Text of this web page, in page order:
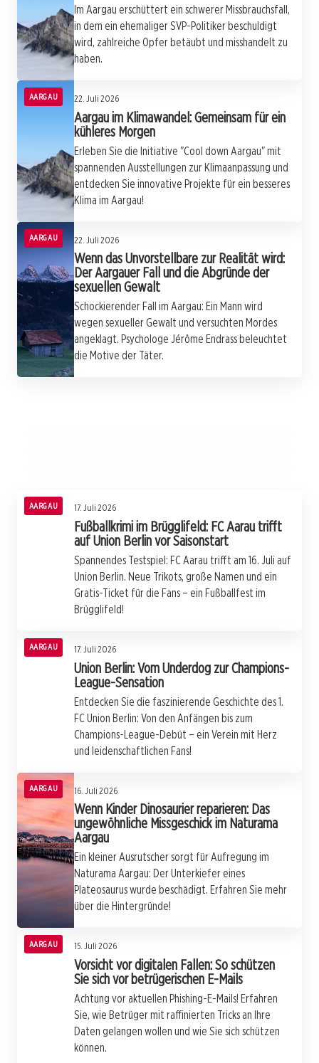
Im Aargau erschüttert ein schwerer Missbrauchsfall,
in dem ein ehemaliger SVP-Politiker beschuldigt
wird, zahlreiche Opfer betäubt und misshandelt zu
haben.
AARGAU 22. Juli 2026
Aargau im Klimawandel: Gemeinsam für ein
kühleres Morgen
Erleben Sie die Initiative "Cool down Aargau" mit
spannenden Ausstellungen zur Klimaanpassung und
entdecken Sie innovative Projekte für ein besseres
Klima im Aargau!
AARGAU 22. Juli 2026
Wenn das Unvorstellbare zur Realität wird:
Der Aargauer Fall und die Abgründe der
sexuellen Gewalt
Schockierender Fall im Aargau: Ein Mann wird
wegen sexueller Gewalt und versuchten Mordes
angeklagt. Psychologe Jérôme Endrass beleuchtet
die Motive der Täter.
21. Juli 2026
Fiebernde Fans und elektrisierende Nächte:
20. Juli 2026
Skandal im Aargau: Ehemaliger SVP-
20. Juli 2026
AARGAU 17. Juli 2026
Fußballkrimi im Brügglifeld: FC Aarau trifft
auf Union Berlin vor Saisonstart
Spannendes Testspiel: FC Aarau trifft am 16. Juli auf
Union Berlin. Neue Trikots, große Namen und ein
Gratis-Ticket für die Fans – ein Fußballfest im
Brügglifeld!
AARGAU 17. Juli 2026
Union Berlin: Vom Underdog zur Champions-
League-Sensation
Entdecken Sie die faszinierende Geschichte des 1.
FC Union Berlin: Von den Anfängen bis zum
Champions-League-Debüt – ein Verein mit Herz
und leidenschaftlichen Fans!
AARGAU 16. Juli 2026
Wenn Kinder Dinosaurier reparieren: Das
ungewöhnliche Missgeschick im Naturama
Aargau
Ein kleiner Ausrutscher sorgt für Aufregung im
Naturama Aargau: Der Unterkiefer eines
Plateosaurus wurde beschädigt. Erfahren Sie mehr
über die Hintergründe!
AARGAU 15. Juli 2026
Vorsicht vor digitalen Fallen: So schützen
Sie sich vor betrügerischen E-Mails
Achtung vor aktuellen Phishing-E-Mails! Erfahren
Sie, wie Betrüger mit raffinierten Tricks an Ihre
Daten gelangen wollen und wie Sie sich schützen
können.